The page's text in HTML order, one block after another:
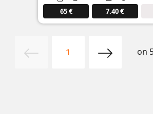
65 € 7.40 €
1 on